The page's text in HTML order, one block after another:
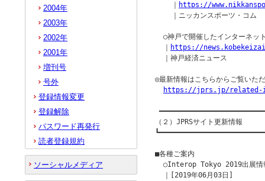
https://
    ｜ニッカンスポーツ・コム
○神戸で開催したインターネッ
https://
  ｜神戸経済ニュース
◎最新情報はこちらからご覧いた
https://jprs.jp/related-
（２）JPRSサイト更新情報
■各種ご案内
○Interop Tokyo 2019出展情
  ｜[2019年06月03日]
2004年
2003年
2002年
2001年
増刊号
号外
登録情報変更
登録解除
パスワード再発行
読者登録規約
ソーシャルメディア